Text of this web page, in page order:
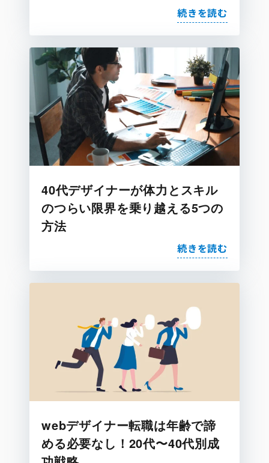
続きを読む
40代デザイナーが体力とスキル
のつらい限界を乗り越える5つの
方法
続きを読む
webデザイナー転職は年齢で諦
める必要なし！20代〜40代別成